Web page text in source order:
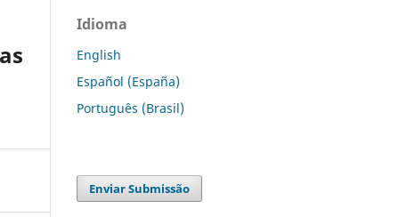
Idioma
English
Español (España)
Português (Brasil)
Enviar Submissão